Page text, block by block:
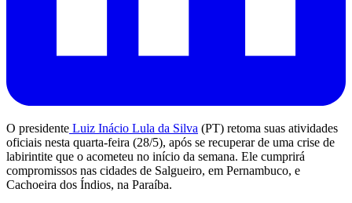
O presidente Luiz Inácio Lula da Silva (PT) retoma suas atividades
oficiais nesta quarta-feira (28/5), após se recuperar de uma crise de
labirintite que o acometeu no início da semana. Ele cumprirá
compromissos nas cidades de Salgueiro, em Pernambuco, e
Cachoeira dos Índios, na Paraíba.